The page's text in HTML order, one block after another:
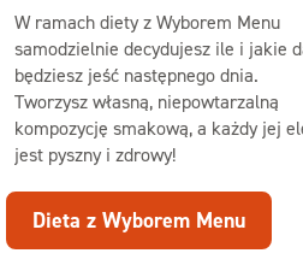
W ramach diety z Wyborem Menu
samodzielnie decydujesz ile i jakie
będziesz jeść następnego dnia.
Tworzysz własną, niepowtarzalną
kompozycję smakową, a każdy jej
jest pyszny i zdrowy!
Dieta z Wyborem Menu